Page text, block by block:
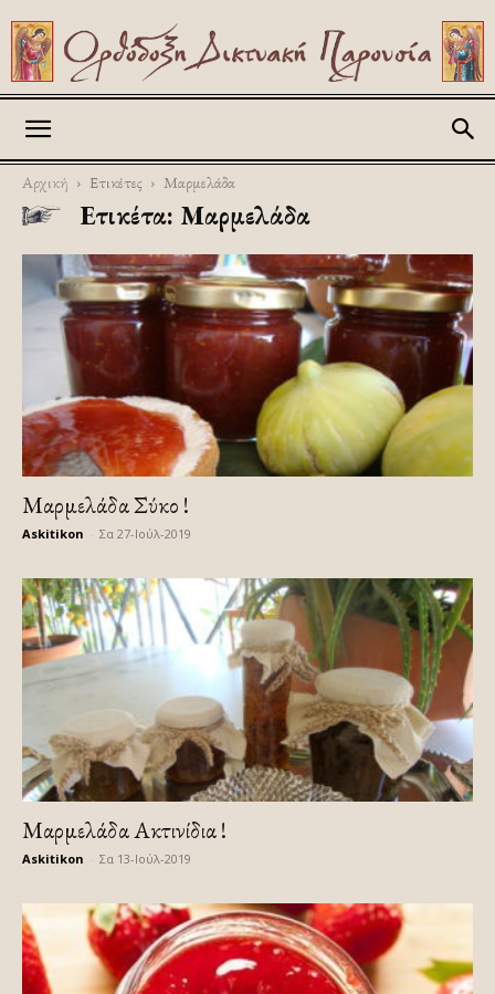
Αρχική Ετικέτες Μαρμελάδα
Ετικέτα: Μαρμελάδα
Μαρμελάδα Σύκο !
Askitikon Σα 27-Ιούλ-2019
Μαρμελάδα Ακτινίδια !
Askitikon Σα 13-Ιούλ-2019